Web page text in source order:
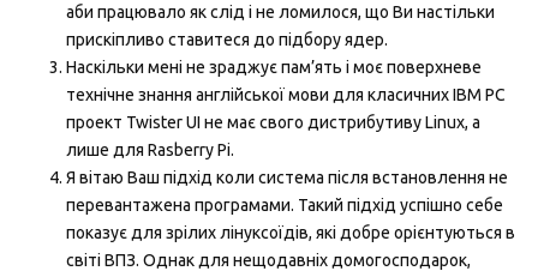
аби працювало як слід і не ломилося, що Ви настільки
прискіпливо ставитеся до підбору ядер.
Наскільки мені не зраджує пам’ять і моє поверхневе
технічне знання англійської мови для класичних IBM PC
проект Twister UI не має свого дистрибутиву Linux, а
лише для Rasberry Pi.
Я вітаю Ваш підхід коли система після встановлення не
перевантажена програмами. Такий підхід успішно себе
показує для зрілих лінуксоїдів, які добре орієнтуються в
світі ВПЗ. Однак для нещодавніх домогосподарок,